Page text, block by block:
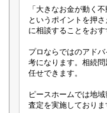
「大きなお金が動く
というポイントを押
に相談することをおす
プロならではのアド
考になります。相続
任せできます。
ピースホームでは地
査定を実施しておりま